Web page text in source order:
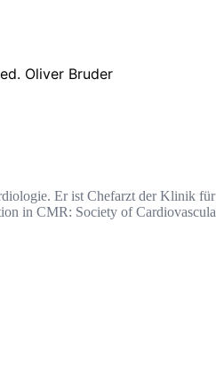
Oliver Bruder
Er ist Chefarzt der Klinik
in CMR: Society of